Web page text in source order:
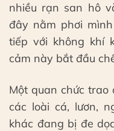
nhiều rạn san hô
đây nằm phơi
tiếp với không khí
cảm này bắt đầu
Một quan chức
các loài cá, lươn,
khác đang bị đe